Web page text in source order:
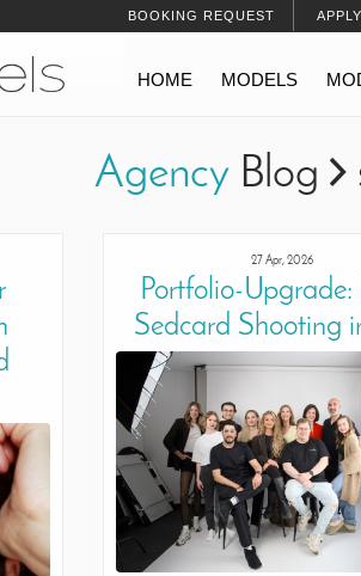
BOOKING REQUEST APPLY
Navigation
HOME MODELS
Agency Blog
27 Apr, 2026
Portfolio-Upgrade:
Sedcard Shooting